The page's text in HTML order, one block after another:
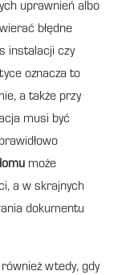
uprawnień albo
błędne
instalacji czy
oznacza to
a także przy
musi być
może
a w skrajnych
dokumentu
wtedy, gdy